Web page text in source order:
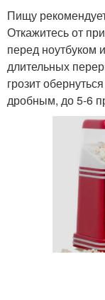
Пищу
Откажитесь от
перед ноутбуком
длительных
грозит
дробным, до 5-6